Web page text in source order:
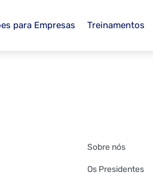
para Empresas Treinamentos
Sobre nós
Os Presidentes